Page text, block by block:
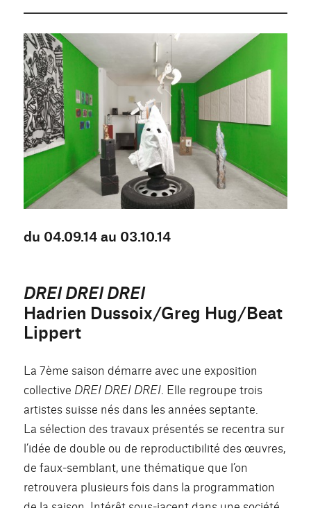
du 04.09.14 au 03.10.14
DREI DREI DREI
Hadrien Dussoix/Greg Hug/Beat
Lippert
La 7ème saison démarre avec une exposition
collective DREI DREI DREI . Elle regroupe trois
artistes suisse nés dans les années septante.
La sélection des travaux présentés se recentra sur
l’idée de double ou de reproductibilité des œuvres,
de faux-semblant, une thématique que l’on
retrouvera plusieurs fois dans la programmation